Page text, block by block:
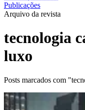
Publicações
Arquivo da revista
tecnologia
luxo
Posts marcados com